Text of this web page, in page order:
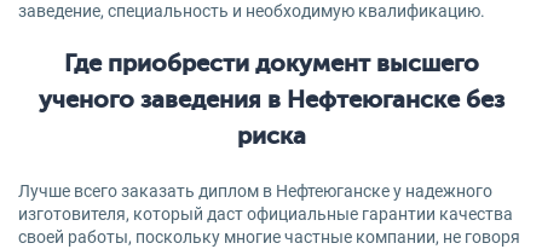
заведение, специальность и необходимую квалификацию.
Где приобрести документ высшего
ученого заведения в Нефтеюганске без
риска
Лучше всего заказать диплом в Нефтеюганске у надежного
изготовителя, который даст официальные гарантии качества
своей работы, поскольку многие частные компании, не говоря